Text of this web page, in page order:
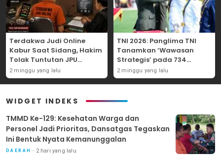
Terdakwa Judi Online
Kabur Saat Sidang, Hakim
Tolak Tuntutan JPU
Tanjung Perak karena
Gagal Hadirkan Hartono
2 minggu yang lalu
TNI 2026: Panglima TNI
Tanamkan ‘Wawasan
Strategis’ pada 734
Perwira Baru, Tekankan
Netralitas dan Integritas
2 minggu yang lalu
WIDGET INDEKS
TMMD Ke-129: Kesehatan Warga dan
Personel Jadi Prioritas, Dansatgas Tegaskan
Ini Bentuk Nyata Kemanunggalan
DAERAH 2 hari yang lalu